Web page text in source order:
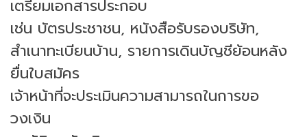
เตรียมเอกสารประกอบ
เช่น บัตรประชาชน, หนังสือรับรองบริษัท,
สำเนาทะเบียนบ้าน, รายการเดินบัญชีย้อนหลัง
ยื่นใบสมัคร
เจ้าหน้าที่จะประเมินความสามารถในการขอ
วงเงิน